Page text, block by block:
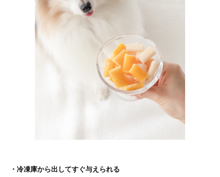
・冷凍庫から出してすぐ与えられる